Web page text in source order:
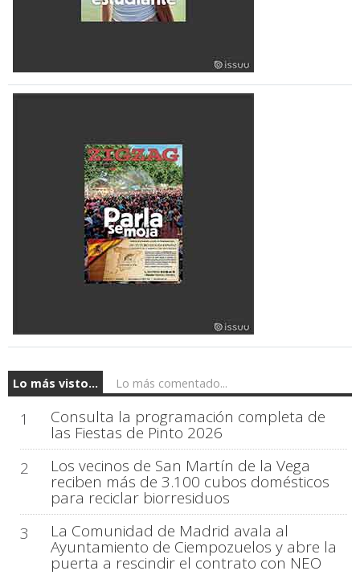
Lo más visto... Lo más comentado...
1 Consulta la programación completa de
las Fiestas de Pinto 2026
2
Los vecinos de San Martín de la Vega
reciben más de 3.100 cubos domésticos
para reciclar biorresiduos
3
La Comunidad de Madrid avala al
Ayuntamiento de Ciempozuelos y abre la
puerta a rescindir el contrato con NEO